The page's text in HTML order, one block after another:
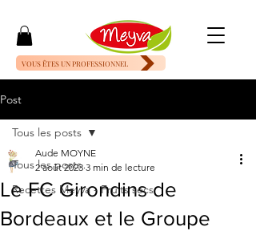
VOUS ÊTES UN PROFESSIONNEL
Post
Tous les posts
Recettes Meyva - Fruits secs
Tous les posts
Le FC Girondins de
Bordeaux et le Groupe
Aude MOYNE
2 août 2023 3 min de lecture